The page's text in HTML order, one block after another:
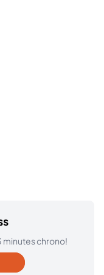
minutes chrono!